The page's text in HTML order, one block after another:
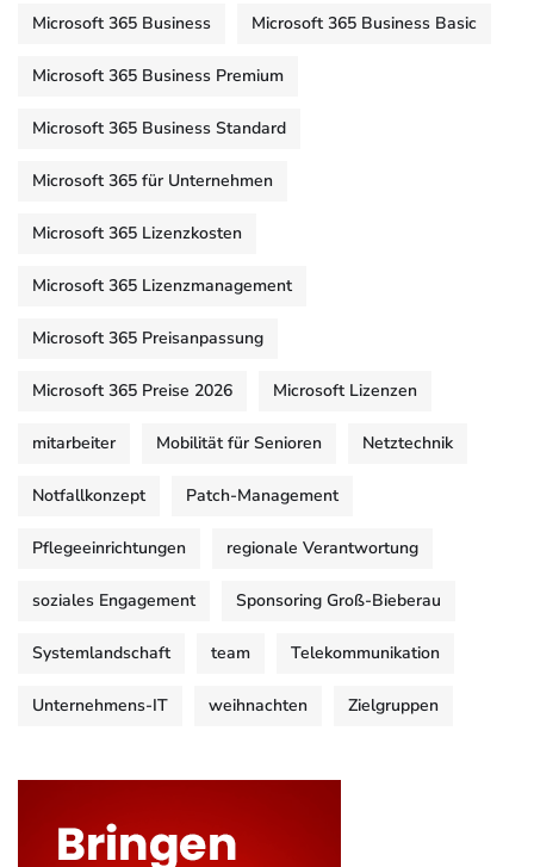
Microsoft 365 Business Microsoft 365 Business Basic
Microsoft 365 Business Premium
Microsoft 365 Business Standard
Microsoft 365 für Unternehmen
Microsoft 365 Lizenzkosten
Microsoft 365 Lizenzmanagement
Microsoft 365 Preisanpassung
Microsoft 365 Preise 2026 Microsoft Lizenzen
mitarbeiter Mobilität für Senioren Netztechnik
Notfallkonzept Patch-Management
Pflegeeinrichtungen regionale Verantwortung
soziales Engagement Sponsoring Groß-Bieberau
Systemlandschaft team Telekommunikation
Unternehmens-IT weihnachten Zielgruppen